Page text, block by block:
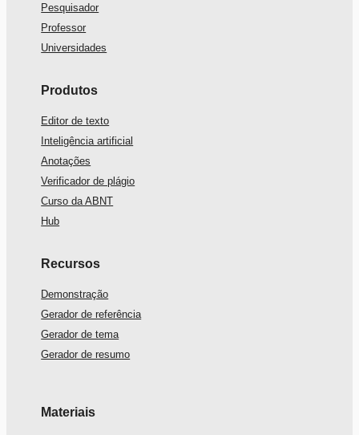
Pesquisador
Professor
Universidades
Produtos
Editor de texto
Inteligência artificial
Anotações
Verificador de plágio
Curso da ABNT
Hub
Recursos
Demonstração
Gerador de referência
Gerador de tema
Gerador de resumo
Materiais